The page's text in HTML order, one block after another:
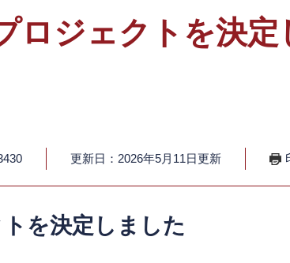
ロジェクトを決定
更新日：2026年5月11日更新
を決定しました